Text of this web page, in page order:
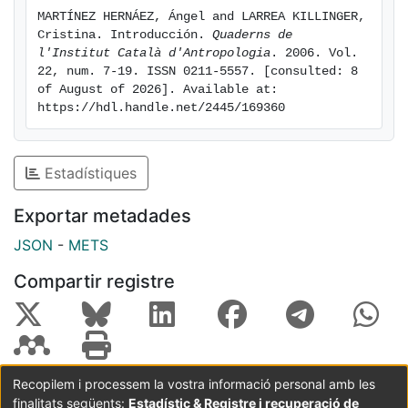
del proceso de modernización tecnológica y cultural
del proyecto civilizatorio occidental y los procesos
locales de resistencia cultural, así como el aumento de
las desigualdades sociales tanto entre clases como
entre países, conforman el contexto temático de este
monográfico.
MARTÍNEZ HERNÁEZ, Ángel and LARREA KILLINGER,
Cristina. Introducción. Quaderns de
l'Institut Català d'Antropologia . 2006. Vol.
22, num. 7-19. ISSN 0211-5557. [consulted: 8
of August of 2026]. Available at:
https://hdl.handle.net/2445/169360
Estadístiques
Exportar metadades
JSON - METS
Compartir registre
Coordinació:CRAI UB Avís legal Metadades
Recopilem i processem la vostra informació personal amb les
finalitats següents: Estadístic & Registre i recuperació de